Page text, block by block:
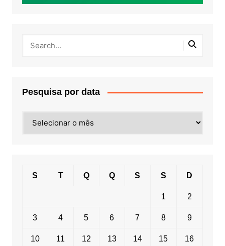
Pesquisa por data
por
S T Q Q S S D
1 2
3 4 5 6 7 8 9
10 11 12 13 14 15 16